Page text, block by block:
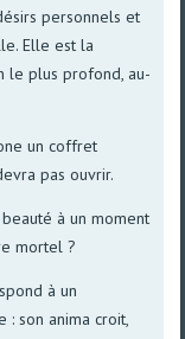
personnels et
Elle est la
le plus profond, au-
un coffret
pas ouvrir.
à un moment
mortel ?
à un
son anima croit,